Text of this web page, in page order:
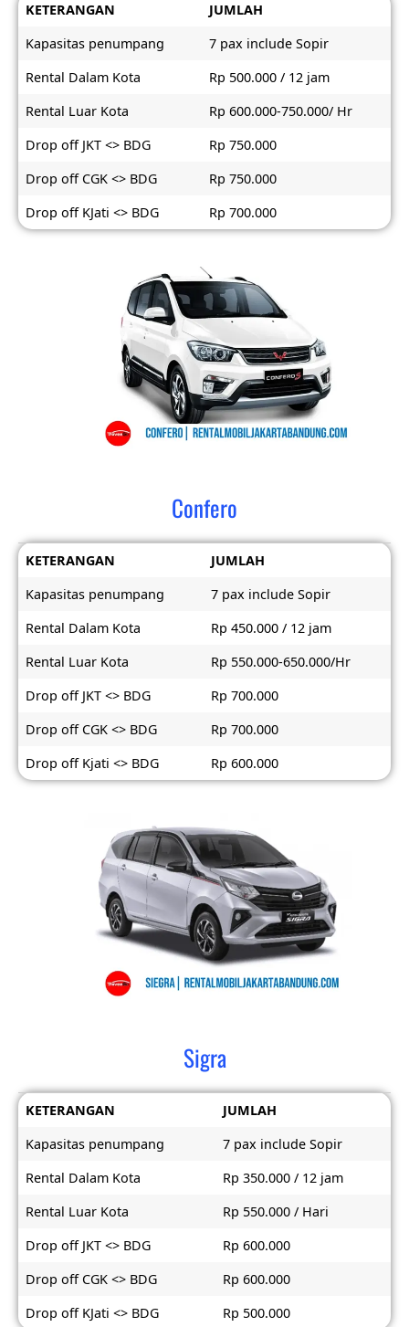
KETERANGAN
JUMLAH
Kapasitas penumpang
7 pax include Sopir
Rental Dalam Kota
Rp 500.000 / 12 jam
Rental Luar Kota
Rp 600.000-750.000/ Hr
Drop off JKT <> BDG
Rp 750.000
Drop off CGK <> BDG
Rp 750.000
Drop off KJati <> BDG
Rp 700.000
Confero
KETERANGAN
JUMLAH
Kapasitas penumpang
7 pax include Sopir
Rental Dalam Kota
Rp 450.000 / 12 jam
Rental Luar Kota
Rp 550.000-650.000/Hr
Drop off JKT <> BDG
Rp 700.000
Drop off CGK <> BDG
Rp 700.000
Drop off Kjati <> BDG
Rp 600.000
Sigra
KETERANGAN
JUMLAH
Kapasitas penumpang
7 pax include Sopir
Rental Dalam Kota
Rp 350.000 / 12 jam
Rental Luar Kota
Rp 550.000 / Hari
Drop off JKT <> BDG
Rp 600.000
Drop off CGK <> BDG
Rp 600.000
Drop off KJati <> BDG
Rp 500.000